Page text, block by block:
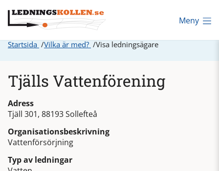
Meny
Startsida Vilka är med? Visa ledningsägare
Tjälls Vattenförening
Adress
Tjäll 301, 88193 Sollefteå
Organisationsbeskrivning
Vattenförsörjning
Typ av ledningar